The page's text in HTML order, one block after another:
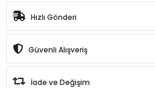
Hızlı Gönderi
Güvenli Alışveriş
İade ve Değişim